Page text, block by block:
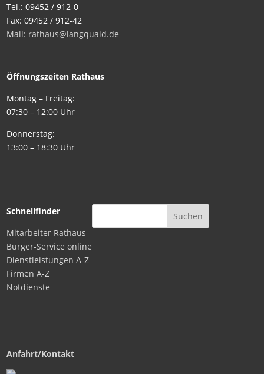
Tel.: 09452 / 912-0
Fax: 09452 / 912-42
Mail: rathaus@langquaid.de
Öffnungszeiten Rathaus
Montag – Freitag:
07:30 – 12:00 Uhr
Donnerstag:
13:00 – 18:30 Uhr
Schnellfinder
Mitarbeiter Rathaus
Bürger-Service online
Dienstleistungen A-Z
Firmen A-Z
Notdienste
Anfahrt/Kontakt